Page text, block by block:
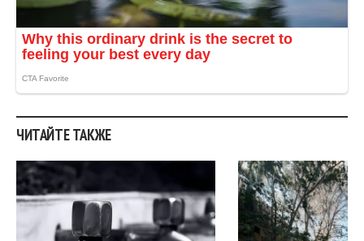
ЧИТАЙТЕ ТАКЖЕ